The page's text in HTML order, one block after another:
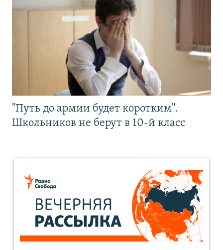
"Путь до армии будет коротким".
Школьников не берут в 10-й класс